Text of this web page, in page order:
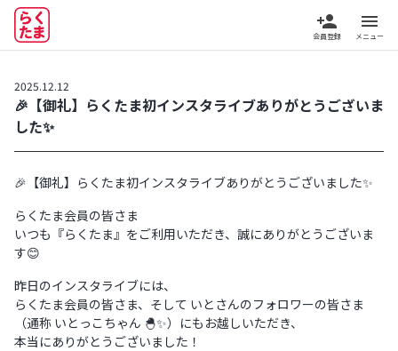
person_add
会員登録
menu
メニュー
2025.12.12
🎉【御礼】らくたま初インスタライブありがとうございま
した✨
🎉【御礼】らくたま初インスタライブありがとうございました✨
らくたま会員の皆さま
いつも『らくたま』をご利用いただき、誠にありがとうございま
す😊
昨日のインスタライブには、
らくたま会員の皆さま、そして いとさんのフォロワーの皆さま
（通称 いとっこちゃん 🐣✨）にもお越しいただき、
本当にありがとうございました！